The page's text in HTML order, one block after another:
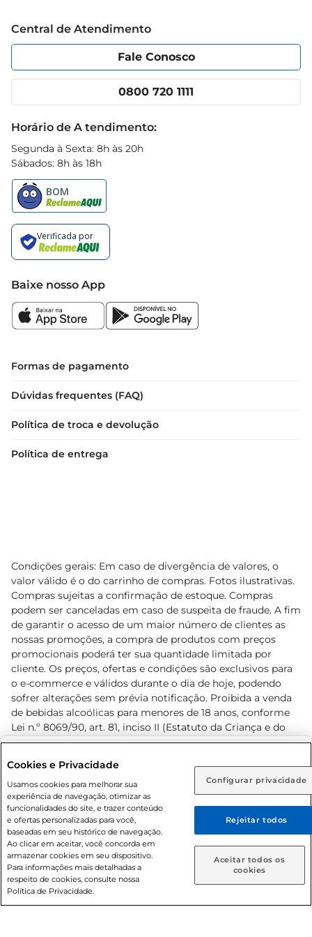
Rio de Janeiro (RJ) Goiás (GO)
Ou
Caso queira comprar online, informe como deseja receber
suas compras:
Entrega em casa Retire em Loja
Política de Privacidade
Portal do fornecedor
Cencosud Media
Código de Ética
App Prezunic
Central de Atendimento
Fale Conosco
0800 720 1111
Horário de A tendimento:
Segunda à Sexta: 8h às 20h
Sábados: 8h às 18h
Baixe nosso App
Formas de pagamento
Dúvidas frequentes (FAQ)
Política de troca e devolução
Política de entrega
Condições gerais: Em caso de divergência de valores, o
valor válido é o do carrinho de compras. Fotos ilustrativas.
Compras sujeitas a confirmação de estoque. Compras
podem ser canceladas em caso de suspeita de fraude. A fim
de garantir o acesso de um maior número de clientes as
nossas promoções, a compra de produtos com preços
promocionais poderá ter sua quantidade limitada por
cliente. Os preços, ofertas e condições são exclusivos para
o e-commerce e válidos durante o dia de hoje, podendo
sofrer alterações sem prévia notificação. Proibida a venda
de bebidas alcoólicas para menores de 18 anos, conforme
Lei n.º 8069/90, art. 81, inciso II (Estatuto da Criança e do
Adolescente). Preços e condições exclusivos para o
prévio. O valor mínimo para as compras on-line é de R$
80,00.
© 2026 Copyright. Todos os direitos
reservados Prezunic.
Cookies e Privacidade
Usamos cookies para melhorar sua
experiência de navegação, otimizar as
funcionalidades do site, e trazer conteúdo
e ofertas personalizadas para você,
baseadas em seu histórico de navegação.
Ao clicar em aceitar, você concorda em
armazenar cookies em seu dispositivo.
Para informações mais detalhadas a
respeito de cookies, consulte nossa
Política de Privacidade.
Configurar privacidade
Rejeitar todos
Aceitar todos os
cookies